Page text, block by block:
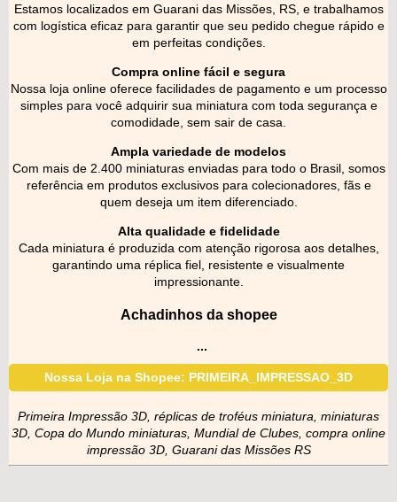
Estamos localizados em Guarani das Missões, RS, e trabalhamos
com logística eficaz para garantir que seu pedido chegue rápido e
em perfeitas condições.
Compra online fácil e segura
Nossa loja online oferece facilidades de pagamento e um processo
simples para você adquirir sua miniatura com toda segurança e
comodidade, sem sair de casa.
Ampla variedade de modelos
Com mais de 2.400 miniaturas enviadas para todo o Brasil, somos
referência em produtos exclusivos para colecionadores, fãs e
quem deseja um item diferenciado.
Alta qualidade e fidelidade
Cada miniatura é produzida com atenção rigorosa aos detalhes,
garantindo uma réplica fiel, resistente e visualmente
impressionante.
Achadinhos da shopee
...
Nossa Loja na Shopee: PRIMEIRA_IMPRESSAO_3D
Primeira Impressão 3D, réplicas de troféus miniatura, miniaturas
3D, Copa do Mundo miniaturas, Mundial de Clubes, compra online
impressão 3D, Guarani das Missões RS